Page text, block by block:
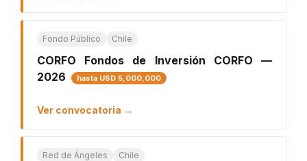
Fondo Público Chile
CORFO Fondos de Inversión CORFO —
2026
hasta USD 5,000,000
Ver convocatoria →
Red de Ángeles Chile